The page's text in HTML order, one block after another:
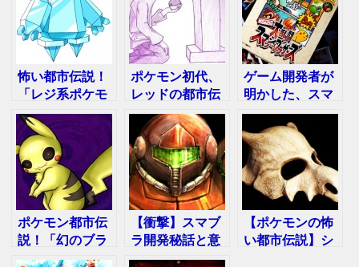
怖い都市伝説！
「レジ系ポケモ
ンに隠された秘
密」を大暴露
ポケモン初代、
レッドの都市伝
説！実はもう死
んでいた！？
ゲーム開発者が
明かした、スマ
ブラにバグや裏
技が多い理由
ポケモン都市伝
説！「幻のブラ
ック」バージョ
【衝撃】スマブ
ラ開発秘話と意
外な裏設定の
【ポケモンの怖
い都市伝説】シ